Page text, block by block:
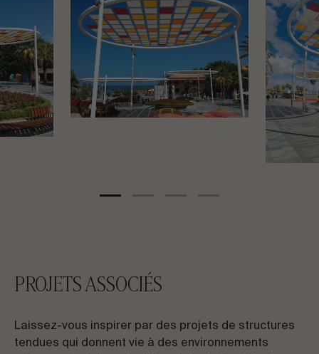
PROJETS ASSOCIÉS
Laissez-vous inspirer par des projets de structures
tendues qui donnent vie à des environnements